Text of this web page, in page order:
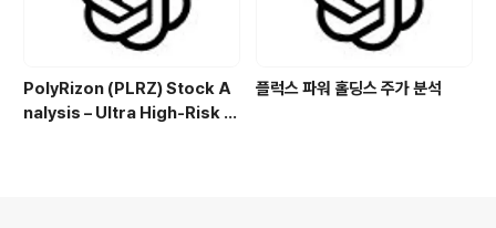
PolyRizon (PLRZ) Stock A
nalysis – Ultra High-Risk N
플럭스 파워 홀딩스 주가 분석